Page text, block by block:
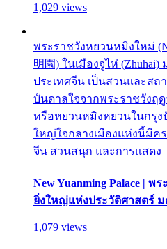
1,029 views
พระราชวังหยวนหมิงใหม่
明園) ในเมืองจูไห่
ประเทศจีน เป็นสวนและสถ
บันดาลใจจากพระราชวังฤดูร้
หรือหยวนหมิงหยวนในกรุ
ใหญ่ใจกลางเมืองแห่งนี้มีค
จีน สวนสนุก และการแสดง
New Yuanming Palace |
ยิ่งใหญ่แห่งประวัติศาสตร์
1,079 views